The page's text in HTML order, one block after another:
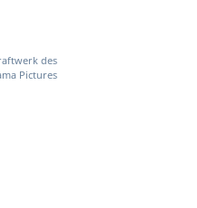
des
Pictures